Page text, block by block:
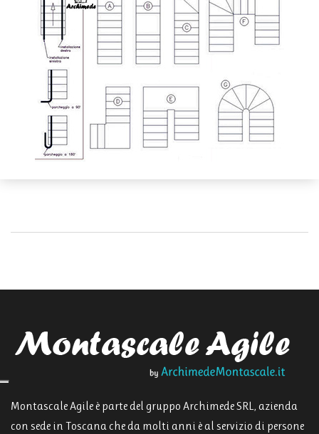
Montascale Agile è parte del gruppo Archimede SRL, azienda
con sede in Toscana che da molti anni è al servizio di persone